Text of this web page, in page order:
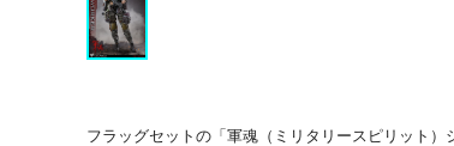
フラッグセットの「軍魂（ミリタリースピリット